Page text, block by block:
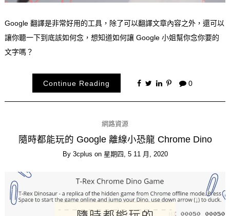
Google 翻譯是非常好用的工具，除了可以翻譯文章內容之外，還可以
讓你聽一下到底該如何念，想知道如何讓 Google 小姐幫你念你要的
文字嗎？
Continue Reading 0
網路資源
隨時都能玩的 Google 離線小恐龍 Chrome Dino
By 3cplus on 星期四, 5 11 月, 2020